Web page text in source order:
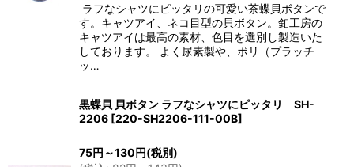
ラフなシャツにピッタリの可愛い茶蝶貝ボタンで
す。キャツアイ、ネコ目型の貝ボタン。釦工房の
キャツアイは最高の素材、色目を選別し製造いた
しております。 よく尿素製や、ポリ（プラッチ
ッ…
黒蝶貝 貝ボタン ラフなシャツにピッタリ SH-
2206 [220-SH2206-111-00B]
75円 ～130円(税別)